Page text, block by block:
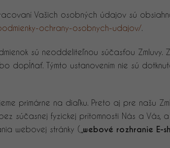
Vašich osobných údajov sú
ochrany-osobnych-udajov/.
sú neoddeliteľnou súčasťou Zmluvy.
dopĺňať. Týmto ustanovením nie sú
primárne na diaľku. Preto aj pre našu
súčasnej fyzickej prítomnosti Nás a
webovej stránky („webové rozhranie E-